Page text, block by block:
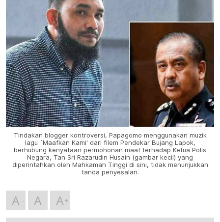
Tindakan blogger kontroversi, Papagomo menggunakan muzik
lagu `Maafkan Kami' dari filem Pendekar Bujang Lapok,
berhubung kenyataan permohonan maaf terhadap Ketua Polis
Negara, Tan Sri Razarudin Husain (gambar kecil) yang
diperintahkan oleh Mahkamah Tinggi di sini, tidak menunjukkan
tanda penyesalan.
A A A